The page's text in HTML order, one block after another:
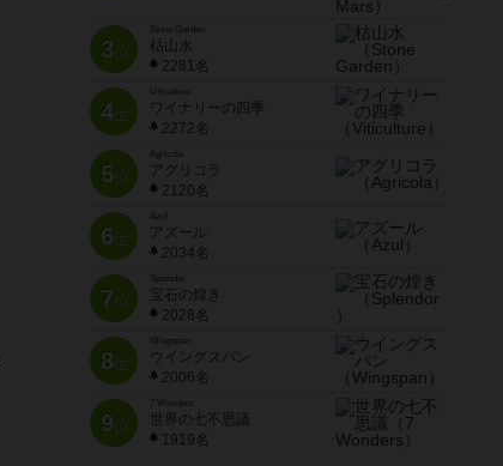
3位
Stone Garden
枯山水
2281名
4位
Viticulture
ワイナリーの四季
2272名
5位
Agricola
アグリコラ
2120名
6位
Azul
アズール
2034名
7位
宝石の煌き
2028名
8位
Wingspan
ウイングスパン
2006名
9位
7 Wonders
世界の七不思議
1919名